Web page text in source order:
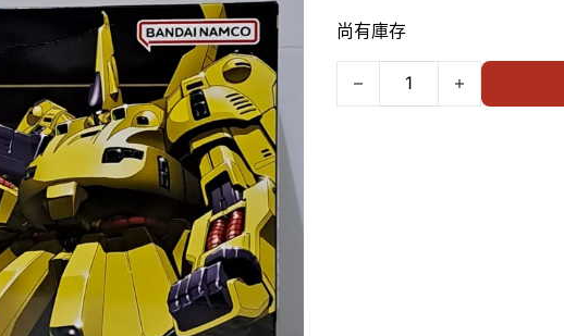
尚有庫存
Bandai 1/144 HG #036